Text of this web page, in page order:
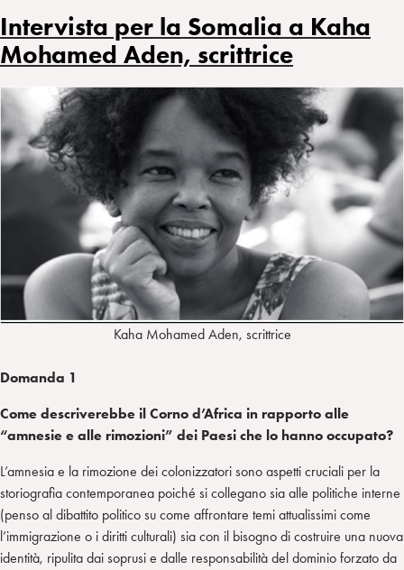
Intervista per la Somalia a Kaha
Mohamed Aden, scrittrice
Kaha Mohamed Aden, scrittrice
Domanda 1
Come descriverebbe il Corno d’Africa in rapporto alle
“amnesie e alle rimozioni” dei Paesi che lo hanno occupato?
L’amnesia e la rimozione dei colonizzatori sono aspetti cruciali per la
storiografia contemporanea poiché si collegano sia alle politiche interne
(penso al dibattito politico su come affrontare temi attualissimi come
l’immigrazione o i diritti culturali) sia con il bisogno di costruire una nuova
identità, ripulita dai soprusi e dalle responsabilità del dominio forzato da